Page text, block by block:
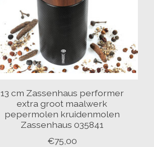
13 cm Zassenhaus performer
extra groot maalwerk
pepermolen kruidenmolen
Zassenhaus 035841
€75,00